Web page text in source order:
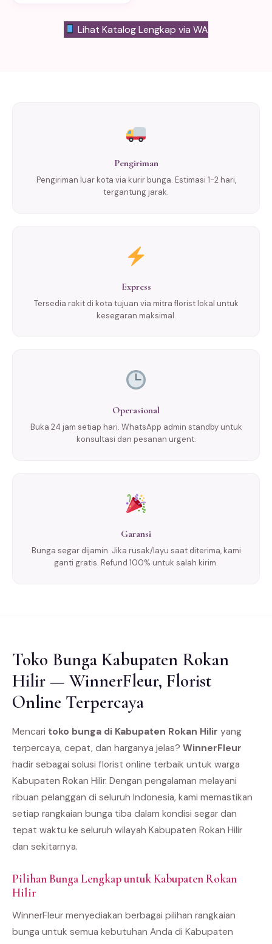
Lihat Katalog Lengkap via WA
Pengiriman
Pengiriman luar kota via kurir bunga. Estimasi 1-2 hari,
tergantung jarak.
Express
Tersedia rakit di kota tujuan via mitra florist lokal untuk
kesegaran maksimal.
Operasional
Buka 24 jam setiap hari. WhatsApp admin standby untuk
konsultasi dan pesanan urgent.
Garansi
Bunga segar dijamin. Jika rusak/layu saat diterima, kami
ganti gratis. Refund 100% untuk salah kirim.
Toko Bunga Kabupaten Rokan
Hilir — WinnerFleur, Florist
Online Terpercaya
Mencari toko bunga di Kabupaten Rokan Hilir yang
terpercaya, cepat, dan harganya jelas? WinnerFleur
hadir sebagai solusi florist online terbaik untuk warga
Kabupaten Rokan Hilir. Dengan pengalaman melayani
ribuan pelanggan di seluruh Indonesia, kami memastikan
setiap rangkaian bunga tiba dalam kondisi segar dan
tepat waktu ke seluruh wilayah Kabupaten Rokan Hilir
dan sekitarnya.
Pilihan Bunga Lengkap untuk Kabupaten Rokan
Hilir
WinnerFleur menyediakan berbagai pilihan rangkaian
bunga untuk semua kebutuhan Anda di Kabupaten